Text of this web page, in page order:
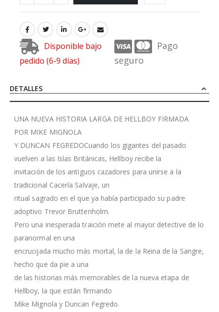
Disponible bajo
pedido (6-9 días)
Pago
seguro
DETALLES
UNA NUEVA HISTORIA LARGA DE HELLBOY FIRMADA
POR MIKE MIGNOLA
Y DUNCAN FEGREDOCuando los gigantes del pasado
vuelven a las Islas Británicas, Hellboy recibe la
invitación de los antiguos cazadores para unirse a la
tradicional Cacería Salvaje, un
ritual sagrado en el que ya había participado su padre
adoptivo Trevor Bruttenholm.
Pero una inesperada traición mete al mayor detective de lo
paranormal en una
encrucijada mucho más mortal, la de la Reina de la Sangre,
hecho que da pie a una
de las historias más memorables de la nueva etapa de
Hellboy, la que están firmando
Mike Mignola y Duncan Fegredo.